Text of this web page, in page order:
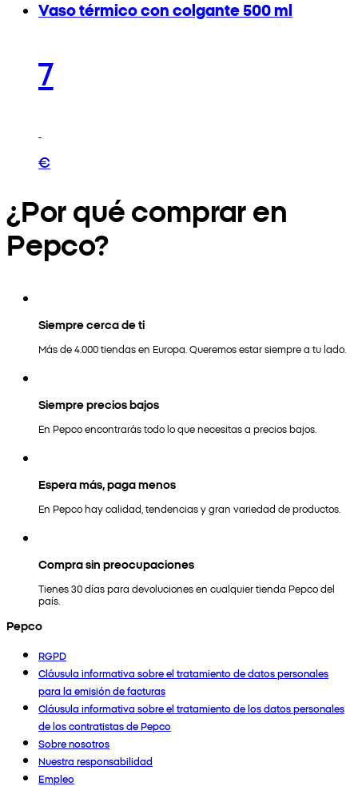
Vaso térmico con colgante 500 ml
7
€
¿Por qué comprar en
Pepco?
Siempre cerca de ti
Más de 4.000 tiendas en Europa. Queremos estar siempre a tu lado.
Siempre precios bajos
En Pepco encontrarás todo lo que necesitas a precios bajos.
Espera más, paga menos
En Pepco hay calidad, tendencias y gran variedad de productos.
Compra sin preocupaciones
Tienes 30 días para devoluciones en cualquier tienda Pepco del
país.
Pepco
RGPD
Cláusula informativa sobre el tratamiento de datos personales
para la emisión de facturas
Cláusula informativa sobre el tratamiento de los datos personales
de los contratistas de Pepco
Sobre nosotros
Nuestra responsabilidad
Empleo